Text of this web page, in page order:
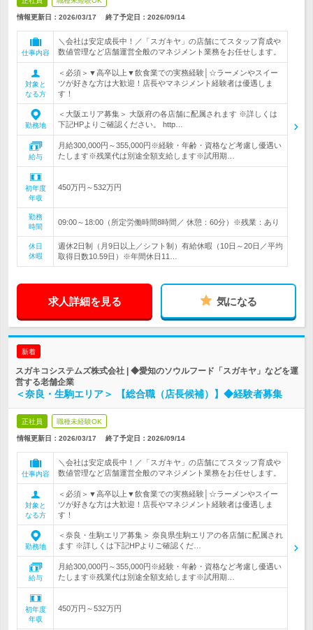
情報更新日：2026/03/17 終了予定日： 2026/09/14
仕事内容
＼会社は安定成長中！／「スガキヤ」の店舗にてスタッフ育成や
数値管理など店舗運営全般のマネジメント業務をお任せします。
対象と
なる方
＜必須＞▼高卒以上▼飲食業での実務経験│☆ラーメンやスイー
ツが好きな方は大歓迎！店長やマネジメント経験者は優遇しま
す！
勤務地
＜大阪エリア募集＞ 大阪府の各店舗に配属されます ※詳しくは
下記HPよりご確認ください。 http…
給与
月給300,000円～355,000円※経験・年齢・資格など考慮し優遇い
たします※残業代は別途全額支給します※試用期…
初年度
年収
450万円～532万円
勤務
時間
09:00～18:00（所定労働時間8時間／ 休憩：60分）※残業：あり
休日
休暇
週休2日制（月9日以上／シフト制）有給休暇（10日～20日／平均
取得日数10.59日）※年間休日11…
求人詳細を見る 気になる
新着
スガキコシステムズ株式会社 | ◆愛知のソウルフード「スガキヤ」などを運
営する老舗企業
＜奈良・生駒エリア＞ 【総合職（店長候補）】◆経験者募集
正社員 職種未経験OK
情報更新日：2026/03/17 終了予定日： 2026/09/14
仕事内容
＼会社は安定成長中！／「スガキヤ」の店舗にてスタッフ育成や
数値管理など店舗運営全般のマネジメント業務をお任せします。
対象と
なる方
＜必須＞▼高卒以上▼飲食業での実務経験│☆ラーメンやスイー
ツが好きな方は大歓迎！店長やマネジメント経験者は優遇しま
す！
勤務地
＜奈良・生駒エリア募集＞ 奈良県生駒エリアの各店舗に配属され
ます ※詳しくは下記HPよりご確認くだ…
給与
月給300,000円～355,000円※経験・年齢・資格など考慮し優遇い
たします※残業代は別途全額支給します※試用期…
初年度
年収
450万円～532万円